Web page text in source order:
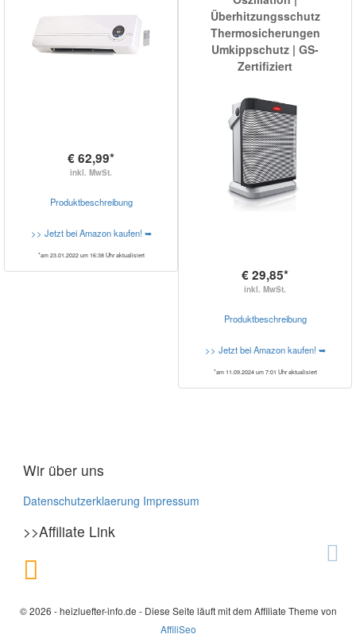
€ 62,99*
inkl. MwSt.
Produktbeschreibung
>> Jetzt bei Amazon kaufen! ➥
*am 23.01.2022 um 16:38 Uhr aktualisiert
Überhitzungsschutz
Thermosicherungen
Umkippschutz | GS-
Zertifiziert
€ 29,85*
inkl. MwSt.
Produktbeschreibung
>> Jetzt bei Amazon kaufen! ➥
*am 11.09.2024 um 7:01 Uhr aktualisiert
Wir über uns
Datenschutzerklaerung Impressum
>>Affiliate Link
© 2026 - heizluefter-info.de - Diese Seite läuft mit dem Affiliate Theme von
AffiliSeo